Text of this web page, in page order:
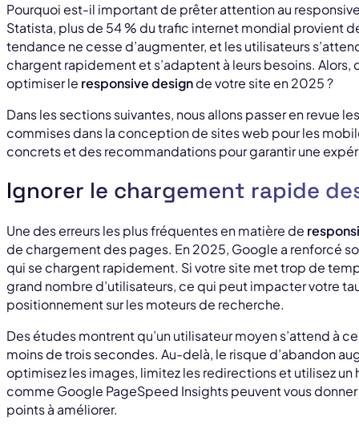
Pourquoi est-il important de prêter attention au
Statista, plus de 54 % du trafic internet mondial provient
tendance ne cesse d’augmenter, et les utilisateurs
chargent rapidement et s’adaptent à leurs besoins. Alors,
optimiser le responsive designde votre site en 2025 ?
Dans les sections suivantes, nous allons passer en revue
commises dans la conception de sites web pour les
concrets et des recommandations pour garantir une
Ignorer le chargement rapide
Une des erreurs les plus fréquentes en matière de
de chargement des pages. En 2025, Google a renforcé
qui se chargent rapidement. Si votre site met trop de
grand nombre d’utilisateurs, ce qui peut impacter votre
positionnement sur les moteurs de recherche.
Des études montrent qu’un utilisateur moyen s’attend à
moins de trois secondes. Au-delà, le risque d’abandon
optimisez les images, limitez les redirections et utilisez
comme Google PageSpeed Insights peuvent vous
points à améliorer.